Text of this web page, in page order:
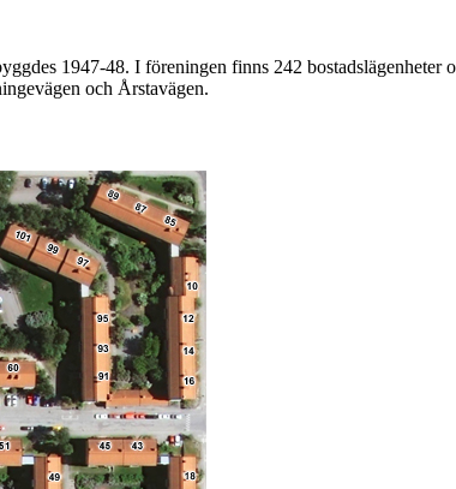
1947-48. I föreningen finns 242
och Årstavägen.